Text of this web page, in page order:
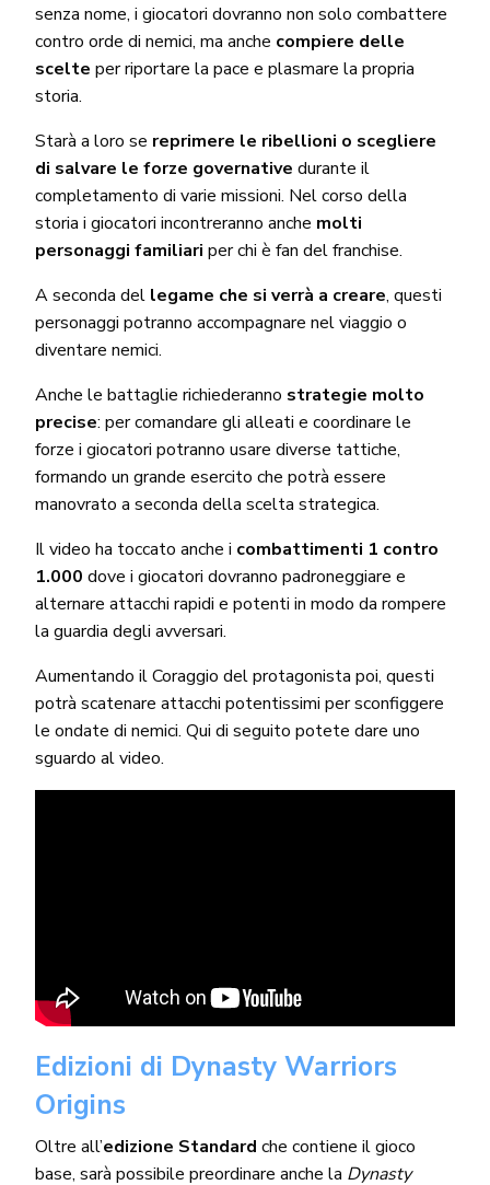
senza nome, i giocatori dovranno non solo combattere
contro orde di nemici, ma anche compiere delle
scelte per riportare la pace e plasmare la propria
storia.
Starà a loro se reprimere le ribellioni o scegliere
di salvare le forze governative durante il
completamento di varie missioni. Nel corso della
storia i giocatori incontreranno anche molti
personaggi familiari per chi è fan del franchise.
A seconda del legame che si verrà a creare, questi
personaggi potranno accompagnare nel viaggio o
diventare nemici.
Anche le battaglie richiederanno strategie molto
precise: per comandare gli alleati e coordinare le
forze i giocatori potranno usare diverse tattiche,
formando un grande esercito che potrà essere
manovrato a seconda della scelta strategica.
Il video ha toccato anche i combattimenti 1 contro
1.000 dove i giocatori dovranno padroneggiare e
alternare attacchi rapidi e potenti in modo da rompere
la guardia degli avversari.
Aumentando il Coraggio del protagonista poi, questi
potrà scatenare attacchi potentissimi per sconfiggere
le ondate di nemici. Qui di seguito potete dare uno
sguardo al video.
Edizioni di Dynasty Warriors
Origins
Oltre all’edizione Standard che contiene il gioco
base, sarà possibile preordinare anche la Dynasty